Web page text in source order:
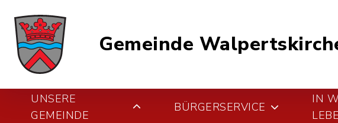
Gemeinde
UNSERE
GEMEINDE
BÜRGERSERVICE
IN